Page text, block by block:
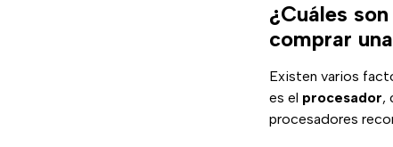
¿Cuáles
comprar
Existen varios
es el procesador,
procesadores